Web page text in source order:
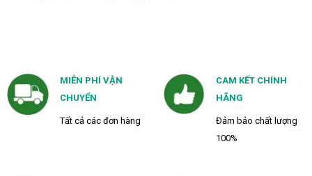
MIỄN PHÍ VẬN
CHUYỂN
Tất cả các đơn hàng
CAM KẾT CHÍNH
HÃNG
Đảm bảo chất lượng
100%